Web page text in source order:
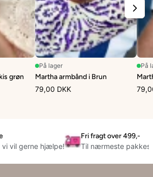
grøn
På lager
Martha armbånd i Brun
79,00 DKK
På
vi vil gerne hjælpe!
Fri fragt over 499,-
Til nærmeste